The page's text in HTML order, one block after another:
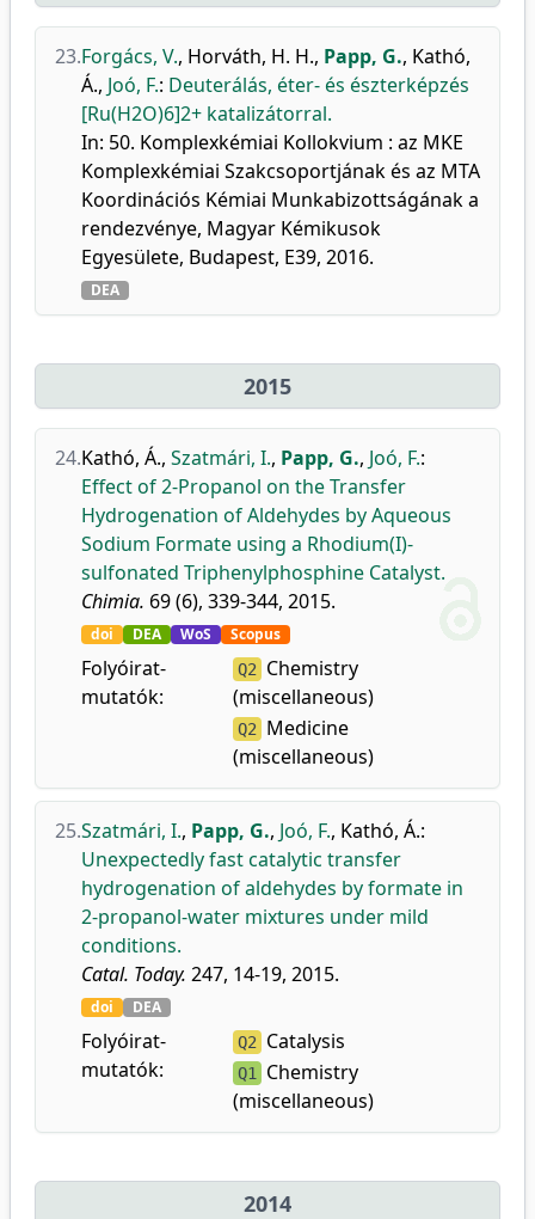
23.Forgács, V., Horváth, H. H., Papp, G., Kathó,
Á., Joó, F.: Deuterálás, éter- és észterképzés
[Ru(H2O)6]2+ katalizátorral.
In: 50. Komplexkémiai Kollokvium : az MKE
Komplexkémiai Szakcsoportjának és az MTA
Koordinációs Kémiai Munkabizottságának a
rendezvénye, Magyar Kémikusok
Egyesülete, Budapest, E39, 2016.
DEA
2015
24.Kathó, Á., Szatmári, I., Papp, G., Joó, F.:
Effect of 2-Propanol on the Transfer
Hydrogenation of Aldehydes by Aqueous
Sodium Formate using a Rhodium(I)-
sulfonated Triphenylphosphine Catalyst.
Chimia. 69 (6), 339-344, 2015.
doi DEA WoS Scopus
Folyóirat-
mutatók:
Q2
Chemistry
(miscellaneous)
Q2
Medicine
(miscellaneous)
25.Szatmári, I., Papp, G., Joó, F., Kathó, Á.:
Unexpectedly fast catalytic transfer
hydrogenation of aldehydes by formate in
2-propanol-water mixtures under mild
conditions.
Catal. Today. 247, 14-19, 2015.
doi DEA
Folyóirat-
mutatók:
Q2 Catalysis
Q1
Chemistry
(miscellaneous)
2014